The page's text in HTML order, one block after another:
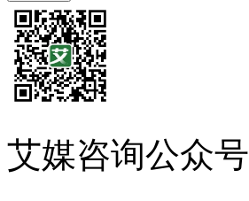
艾媒咨询公众号